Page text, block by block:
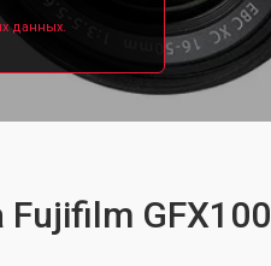
данных.
GFX100